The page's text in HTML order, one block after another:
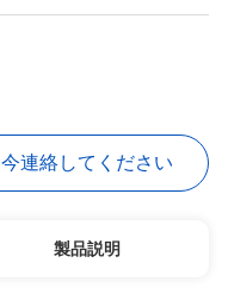
今連絡してください
製品説明